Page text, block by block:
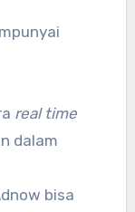
real time
dalam
bisa